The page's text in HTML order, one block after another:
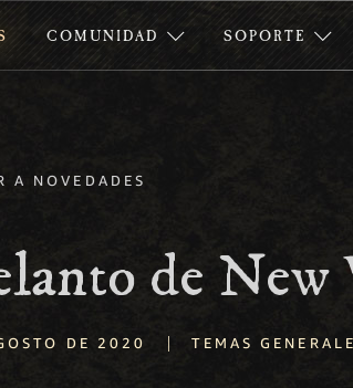
COMUNIDAD SOPORTE
A NOVEDADES
de
DE 2020 | TEMAS